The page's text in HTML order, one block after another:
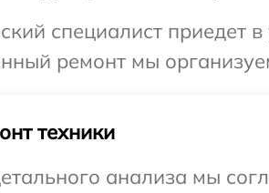
специалист приедет
ремонт мы
техники
анализа мы